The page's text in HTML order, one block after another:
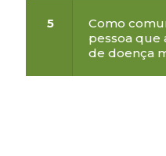
5
Como
pessoa que
de doença